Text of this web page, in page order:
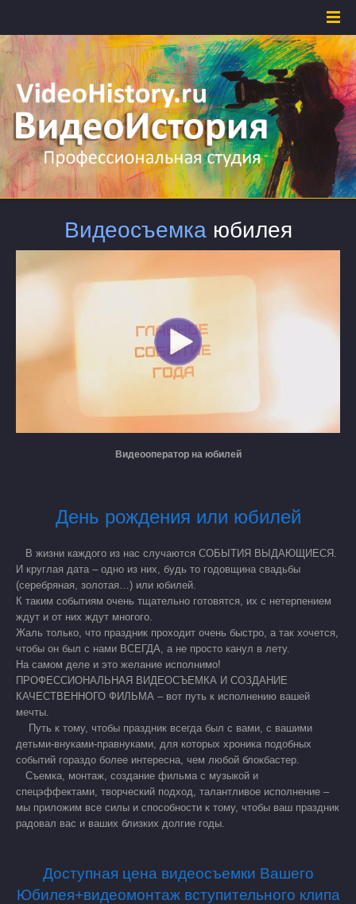
Видеосъемка юбилея
Видеооператор на юбилей
День рождения или юбилей
В жизни каждого из нас случаются СОБЫТИЯ ВЫДАЮЩИЕСЯ.
И круглая дата – одно из них, будь то годовщина свадьбы
(серебряная, золотая…) или юбилей.
К таким событиям очень тщательно готовятся, их с нетерпением
ждут и от них ждут многого.
Жаль только, что праздник проходит очень быстро, а так хочется,
чтобы он был с нами ВСЕГДА, а не просто канул в лету.
На самом деле и это желание исполнимо!
ПРОФЕССИОНАЛЬНАЯ ВИДЕОСЪЕМКА И СОЗДАНИЕ
КАЧЕСТВЕННОГО ФИЛЬМА – вот путь к исполнению вашей
мечты.
Путь к тому, чтобы праздник всегда был с вами, с вашими
детьми-внуками-правнуками, для которых хроника подобных
событий гораздо более интересна, чем любой блокбастер.
Съемка, монтаж, создание фильма с музыкой и
спецэффектами, творческий подход, талантливое исполнение –
мы приложим все силы и способности к тому, чтобы ваш праздник
радовал вас и ваших близких долгие годы.
Доступная цена видеосъемки Вашего
Юбилея+видеомонтаж вступительного клипа